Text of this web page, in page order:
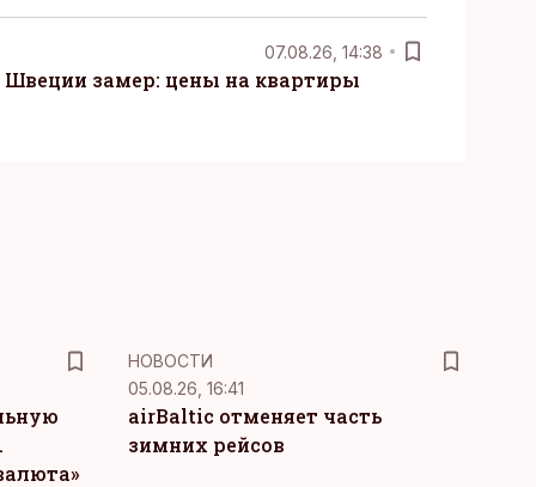
07.08.26, 14:38
замер: цены на квартиры
НОВОСТИ
05.08.26, 16:41
airBaltic отменяет часть
зимних рейсов